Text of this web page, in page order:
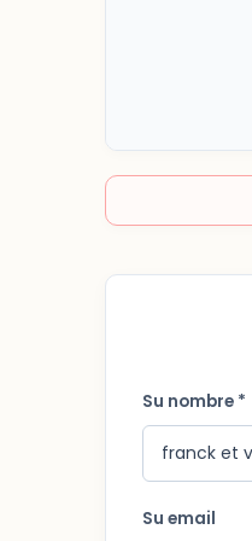
Su nombre *
Su email